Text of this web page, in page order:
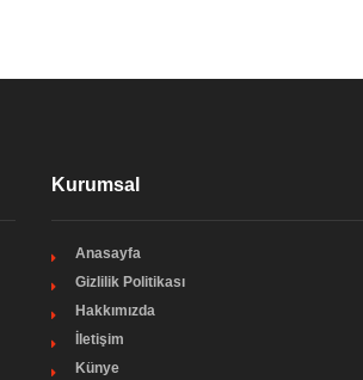
Kurumsal
Anasayfa
Gizlilik Politikası
Hakkımızda
İletişim
Künye